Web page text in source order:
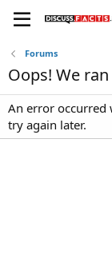
Forums
Oops! We
An error occurred
try again later.